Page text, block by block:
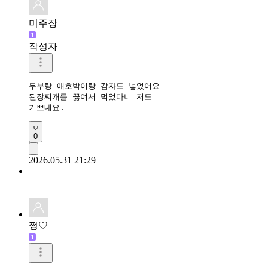
미주장
작성자
두부랑 애호박이랑 감자도 넣었어요
된장찌개를 끓여서 먹었다니 저도
기쁘네요.
0
2026.05.31 21:29
쩡♡